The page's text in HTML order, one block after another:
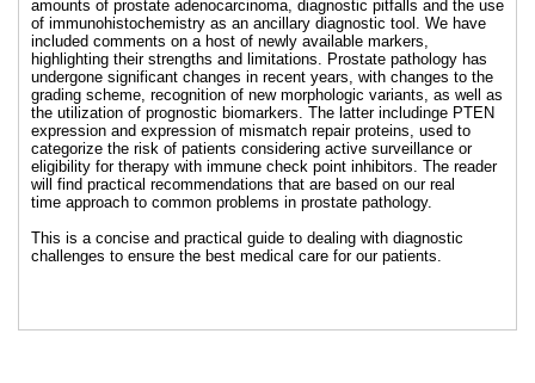
amounts of prostate adenocarcinoma, diagnostic pitfalls and the use
of immunohistochemistry as an ancillary diagnostic tool. We have
included comments on a host of newly available markers,
highlighting their strengths and limitations. Prostate pathology has
undergone significant changes in recent years, with changes to the
grading scheme, recognition of new morphologic variants, as well as
the utilization of prognostic biomarkers. The latter includinge PTEN
expression and expression of mismatch repair proteins, used to
categorize the risk of patients considering active surveillance or
eligibility for therapy with immune check point inhibitors. The reader
will find practical recommendations that are based on our real
time approach to common problems in prostate pathology.
This is a concise and practical guide to dealing with diagnostic
challenges to ensure the best medical care for our patients.